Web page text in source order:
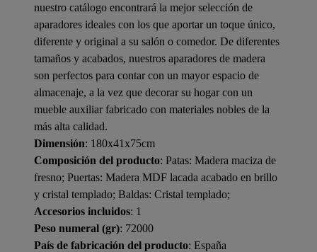
nuestro catálogo encontrará la mejor selección de
aparadores ideales con los que aportar un toque único,
diferente y original a su salón o comedor. De diferentes
tamaños y acabados, nuestros aparadores de madera
son perfectos para contar con un mayor espacio de
almacenaje, a la vez que decorar su hogar con un
mueble auxiliar fabricado con materiales nobles de la
más alta calidad.
Dimensión: 180x41x75cm
Composición del producto: Patas: Madera maciza de
fresno; Puertas: Madera MDF lacada acabado en brillo
y cristal templado; Baldas: Cristal templado;
Accesorios incluidos: 1
Peso numeral (gr): 72000
País de fabricación del producto: España